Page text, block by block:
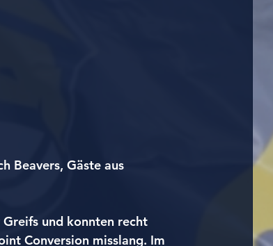
Beavers, Gäste aus
und konnten recht
Conversion misslang. Im